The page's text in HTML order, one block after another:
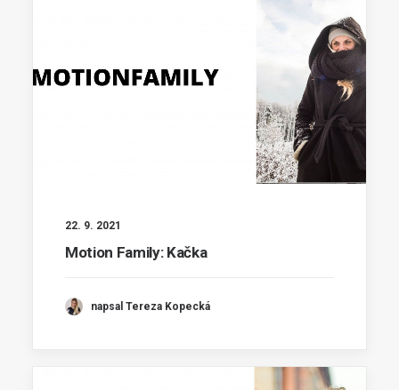
22. 9. 2021
Motion Family: Kačka
napsal Tereza Kopecká